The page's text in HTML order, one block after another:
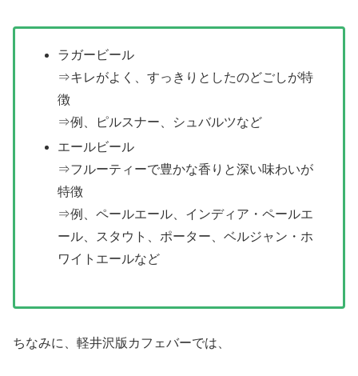
ラガービール
⇒キレがよく、すっきりとしたのどごしが特
徴
⇒例、ピルスナー、シュバルツなど
エールビール
⇒フルーティーで豊かな香りと深い味わいが
特徴
⇒例、ペールエール、インディア・ペールエ
ール、スタウト、ポーター、ベルジャン・ホ
ワイトエールなど
ちなみに、軽井沢版カフェバーでは、